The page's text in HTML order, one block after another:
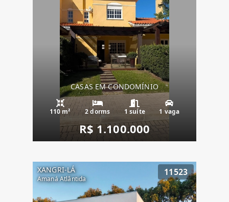
CASAS EM CONDOMÍNIO
110 m² 2 dorms 1 suíte 1 vaga
R$ 1.100.000
XANGRI-LÁ
Amaná Atlântida
11523